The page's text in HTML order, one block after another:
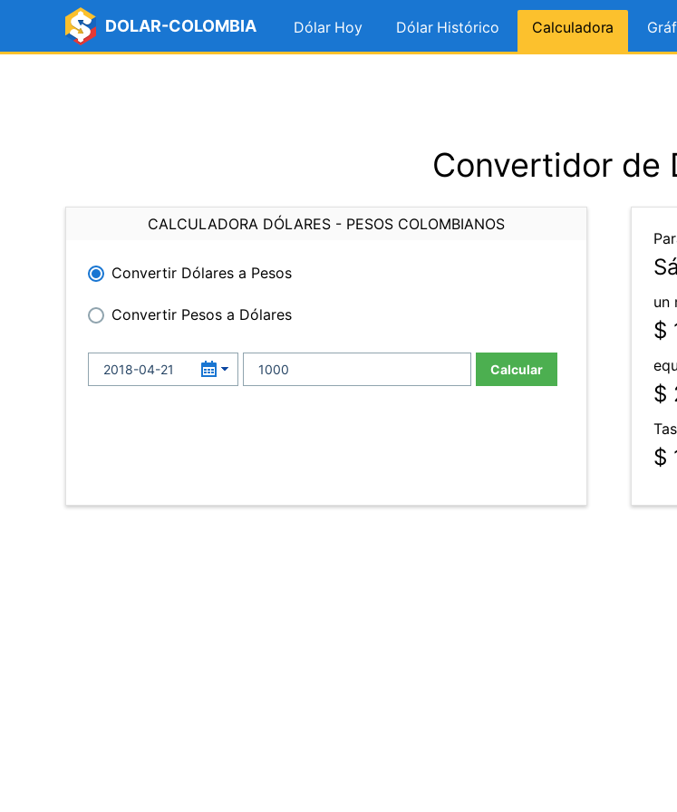
DOLAR-COLOMBIA Dólar Hoy Dólar Histórico Calculadora
Convertidor de
CALCULADORA DÓLARES - PESOS COLOMBIANOS
Convertir Dólares a Pesos
Convertir Pesos a Dólares
Calcular
un
$
$
$